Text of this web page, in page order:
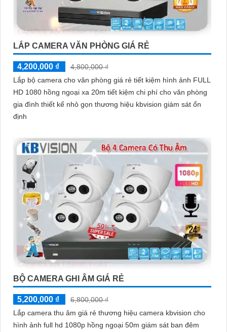
LẮP CAMERA VĂN PHÒNG GIÁ RẺ
4,200,000 ₫
4,800,000 ₫
Lắp bộ camera cho văn phòng giá rẻ tiết kiệm hình ảnh FULL
HD 1080 hồng ngoại xa 20m tiết kiệm chi phí cho văn phòng
gia đình thiết kế nhỏ gọn thương hiệu kbvision giám sát ổn
định
BỘ CAMERA GHI ÂM GIÁ RẺ
5,200,000 ₫
6,800,000 ₫
Lắp camera thu âm giá rẻ thương hiệu camera kbvision cho
hình ảnh full hd 1080p hồng ngoại 50m giám sát ban đêm